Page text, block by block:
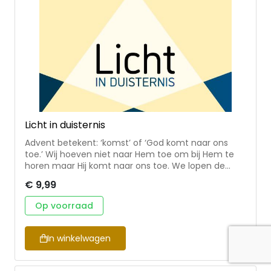
Licht in duisternis
Advent betekent: ‘komst’ of ‘God komt naar ons
toe.’ Wij hoeven niet naar Hem toe om bij Hem te
horen maar Hij komt naar ons toe. We lopen de
toekomt om licht te brengen in de duisternis. Naast
dat advent de tijd is om toe te leven naar het
kerstfeest, de geboorte van Jezus, is advent ook de
tijd waarin we uitkijken naar het moment dat Jezus
voor de tweede keer naar de aarde komt. Alles
draait hierom: God komt naar jou toe, om licht te
brengen in jouw duisternis. Dat licht is op allerlei
€ 9,99
Op voorraad
In winkelwagen